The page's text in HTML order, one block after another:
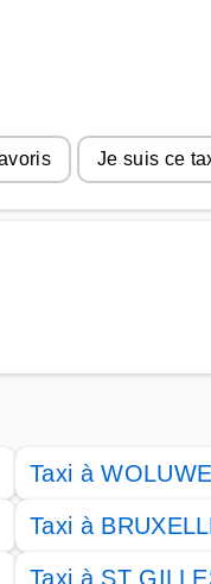
Je suis ce
Taxi à
Taxi à
Taxi à ST